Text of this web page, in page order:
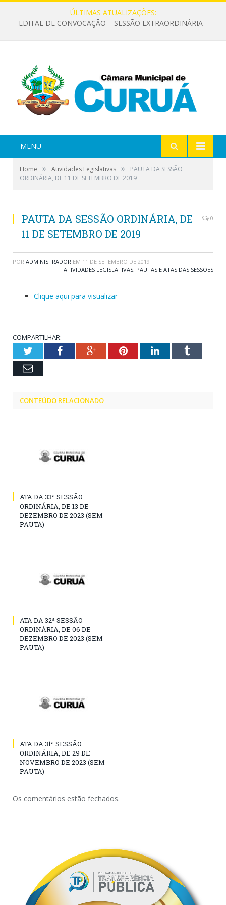
ÚLTIMAS ATUALIZAÇÕES:
EDITAL DE CONVOCAÇÃO – SESSÃO EXTRAORDINÁRIA
MENU
Home » Atividades Legislativas »
PAUTA DA SESSÃO
ORDINÁRIA, DE 11 DE SETEMBRO DE 2019
PAUTA DA SESSÃO ORDINÁRIA, DE
11 DE SETEMBRO DE 2019
0
POR ADMINISTRADOR EM 11 DE SETEMBRO DE 2019
ATIVIDADES LEGISLATIVAS, PAUTAS E ATAS DAS SESSÕES
Clique aqui para visualizar
COMPARTILHAR:
TwitterFacebookGoogle+PinterestLinkedInTumblr
Email
CONTEÚDO RELACIONADO
ATA DA 33ª SESSÃO
ORDINÁRIA, DE 13 DE
DEZEMBRO DE 2023 (SEM
PAUTA)
ATA DA 32ª SESSÃO
ORDINÁRIA, DE 06 DE
DEZEMBRO DE 2023 (SEM
PAUTA)
ATA DA 31ª SESSÃO
ORDINÁRIA, DE 29 DE
NOVEMBRO DE 2023 (SEM
PAUTA)
Os comentários estão fechados.